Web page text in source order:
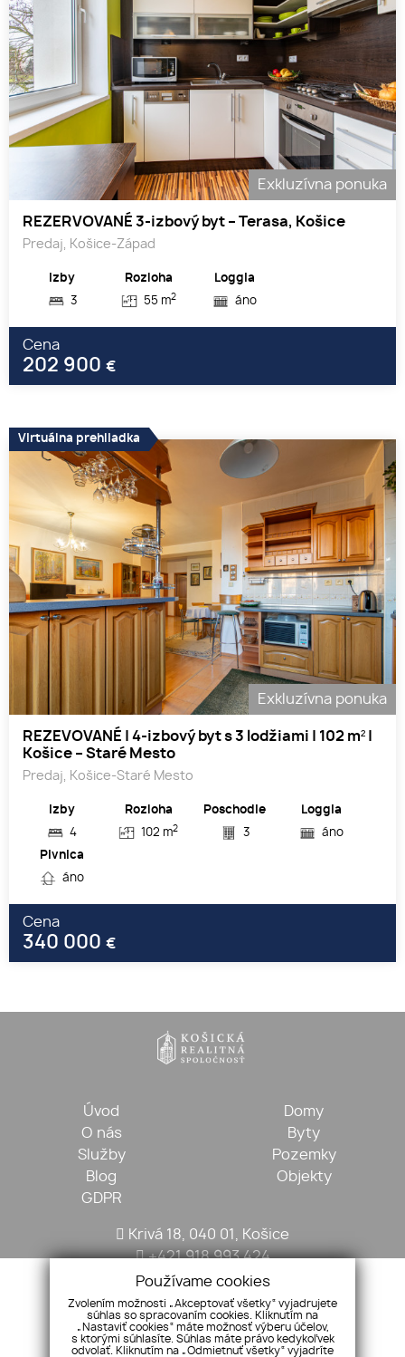
Exkluzívna ponuka
REZERVOVANÉ 3-izbový byt – Terasa, Košice
Predaj, Košice-Západ
Izby
3
Rozloha
55 m2
Loggia
áno
Cena
202 900 €
Exkluzívna ponuka
REZEVOVANÉ | 4-izbový byt s 3 lodžiami | 102 m² |
Košice – Staré Mesto
Predaj, Košice-Staré Mesto
Izby
4
Rozloha
102 m2
Poschodie
3
Loggia
áno
Pivnica
áno
Cena
340 000 €
Virtuálna prehliadka
Úvod
O nás
Služby
Blog
GDPR
Domy
Byty
Pozemky
Objekty
Krivá 18, 040 01, Košice
+421 918 993 424
kosickarealitna@gmail.com
Používame cookies
Zvolením možnosti „Akceptovať všetky“ vyjadrujete
súhlas so spracovaním cookies. Kliknutím na
„Nastaviť cookies“ máte možnosť výberu účelov,
s ktorými súhlasíte. Súhlas máte právo kedykoľvek
odvolať. Kliknutím na „Odmietnuť všetky“ vyjadríte